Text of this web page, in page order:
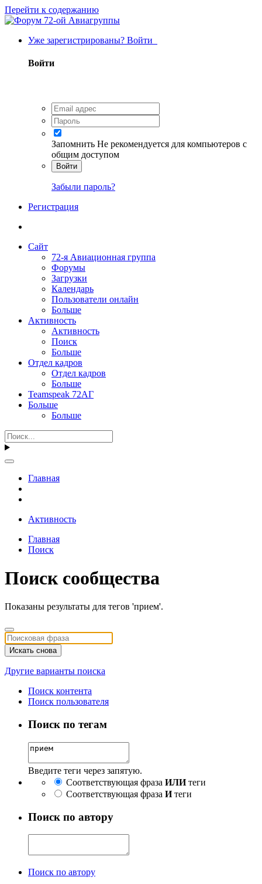
Перейти к содержанию
Уже зарегистрированы? Войти
Войти
Запомнить Не рекомендуется для компьютеров с
общим доступом
Войти
Забыли пароль?
Регистрация
Сайт
72-я Авиационная группа
Форумы
Загрузки
Календарь
Пользователи онлайн
Больше
Активность
Активность
Поиск
Больше
Отдел кадров
Отдел кадров
Больше
Teamspeak 72АГ
Больше
Больше
Главная
Активность
Главная
Поиск
Поиск сообщества
Показаны результаты для тегов 'прием'.
Искать снова
Другие варианты поиска
Поиск контента
Поиск пользователя
Поиск по тегам
Введите теги через запятую.
Соответствующая фраза ИЛИтеги
Соответствующая фраза Итеги
Поиск по автору
Поиск по автору